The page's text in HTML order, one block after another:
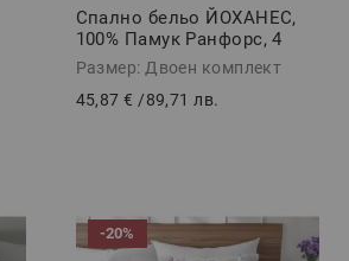
Спално бельо ЙОХАНЕС,
100% Памук Ранфорс, 4
части
Размер: Двоен комплект
45,87 € /89,71 лв.
-20%